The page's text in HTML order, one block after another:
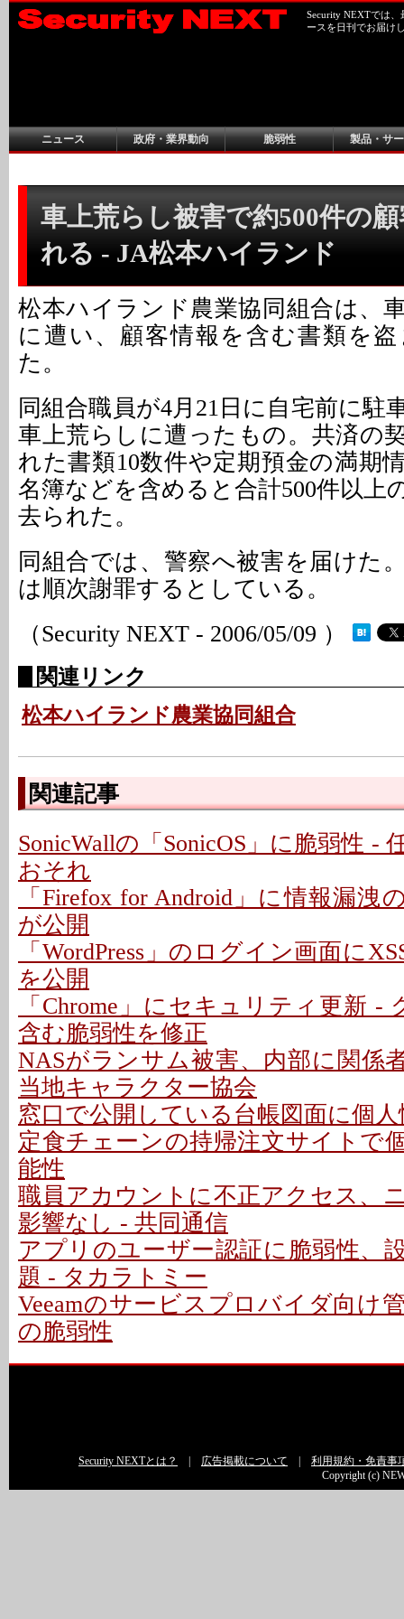
Security NEXTでは
ースを日刊でお届け
ニュース 政府・業界動向 脆弱性 製品・サ
車上荒らし被害で約500件の
れる - JA松本ハイランド
松本ハイランド農業協同組合は、
に遭い、顧客情報を含む書類を
た。
同組合職員が4月21日に自宅前に駐
車上荒らしに遭ったもの。共済の
れた書類10数件や定期預金の満期
名簿などを含めると合計500件以上
去られた。
同組合では、警察へ被害を届けた
は順次謝罪するとしている。
（Security NEXT - 2006/05/09 ）
関連リンク
松本ハイランド農業協同組合
関連記事
SonicWallの「SonicOS」に脆弱性 -
おそれ
「Firefox for Android」に情報漏洩
が公開
「WordPress」のログイン画面に
を公開
「Chrome」にセキュリティ更新 -
含む脆弱性を修正
NASがランサム被害、内部に関係
当地キャラクター協会
窓口で公開している台帳図面に個
定食チェーンの持帰注文サイトで
能性
職員アカウントに不正アクセス、
影響なし - 共同通信
アプリのユーザー認証に脆弱性、
題 - タカラトミー
Veeamのサービスプロバイダ向け
の脆弱性
Security NEXTとは？ 広告掲載について
利用規約・免責事
Copyright (c)